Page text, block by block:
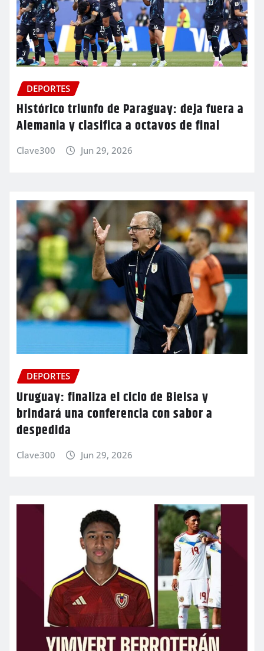
DEPORTES
Histórico triunfo de Paraguay: deja fuera a
Alemania y clasifica a octavos de final
Clave300 Jun 29, 2026
DEPORTES
Uruguay: finaliza el ciclo de Bielsa y
brindará una conferencia con sabor a
despedida
Clave300 Jun 29, 2026